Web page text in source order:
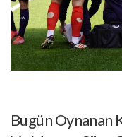
Bugün Oynanan